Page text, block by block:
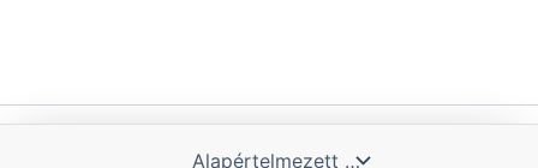
Copyright © 2026 Tomka Kft. | Powered by Blue Hill IT Solutions